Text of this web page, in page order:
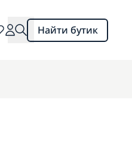
Найти бутик